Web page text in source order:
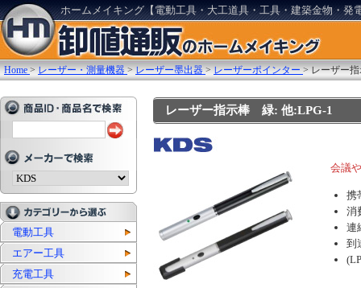
ホームメイキング【電動工具・大工道具・工具・建築金物・発
Home >レーザー・測量機器 >レーザー墨出器 >レーザーポインター >レーザー
電動工具
エアー工具
充電工具
レーザー指示棒 緑: 他:LPG-1
会議
携
消
連
到